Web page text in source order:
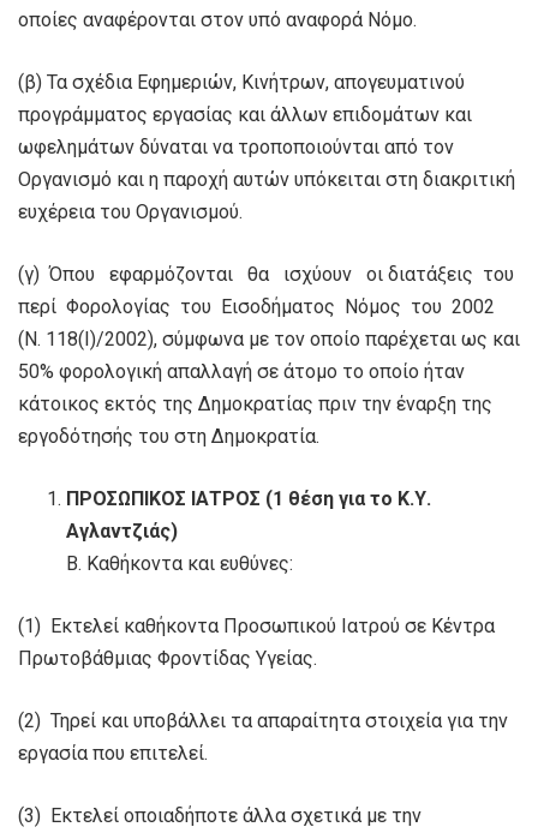
οποίες αναφέρονται στον υπό αναφορά Νόμο.
(β) Τα σχέδια Εφημεριών, Κινήτρων, απογευματινού
προγράμματος εργασίας και άλλων επιδομάτων και
ωφελημάτων δύναται να τροποποιούνται από τον
Οργανισμό και η παροχή αυτών υπόκειται στη διακριτική
ευχέρεια του Οργανισμού.
(γ) Όπου εφαρμόζονται θα ισχύουν οι διατάξεις του
περί Φορολογίας του Εισοδήματος Νόμος του 2002
(Ν. 118(I)/2002), σύμφωνα με τον οποίο παρέχεται ως και
50% φορολογική απαλλαγή σε άτομο το οποίο ήταν
κάτοικος εκτός της Δημοκρατίας πριν την έναρξη της
εργοδότησής του στη Δημοκρατία.
ΠΡΟΣΩΠΙΚΟΣ ΙΑΤΡΟΣ (1 θέση για το Κ.Υ.
Αγλαντζιάς)
Β. Καθήκοντα και ευθύνες:
(1) Εκτελεί καθήκοντα Προσωπικού Ιατρού σε Κέντρα
Πρωτοβάθμιας Φροντίδας Υγείας.
(2) Τηρεί και υποβάλλει τα απαραίτητα στοιχεία για την
εργασία που επιτελεί.
(3) Εκτελεί οποιαδήποτε άλλα σχετικά με την